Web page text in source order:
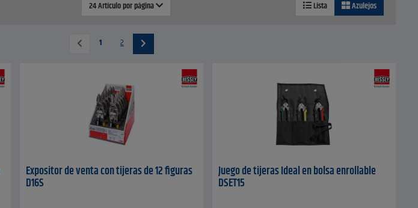
24 Artículo por página Lista Azulejos
1 2
Expositor de venta con tijeras de 12 figuras
D16S
Juego de tijeras Ideal en bolsa enrollable
DSET15